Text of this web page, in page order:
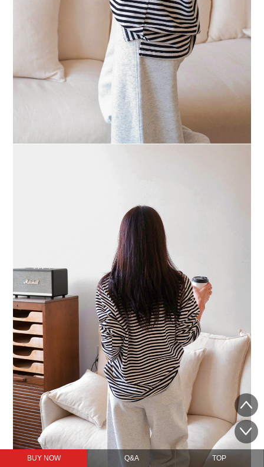
BUY NOW Q&A TOP